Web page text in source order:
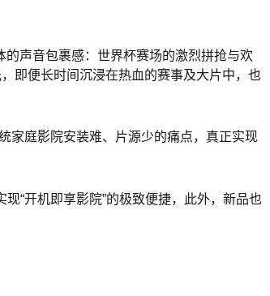
声音包裹感：世界杯赛场的激烈拼抢与欢
即便长时间沉浸在热血的赛事及大片中，也
家庭影院安装难、片源少的痛点，真正实现
“开机即享影院”的极致便捷，此外，新品也